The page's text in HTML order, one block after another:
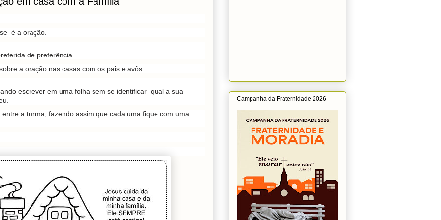
é a oração.
de preferência.
a oração nas casas com os pais e avôs.
escrever em uma folha sem se identificar qual a sua
a turma, fazendo assim que cada uma fique com uma
Campanha da Fraternidade 2026